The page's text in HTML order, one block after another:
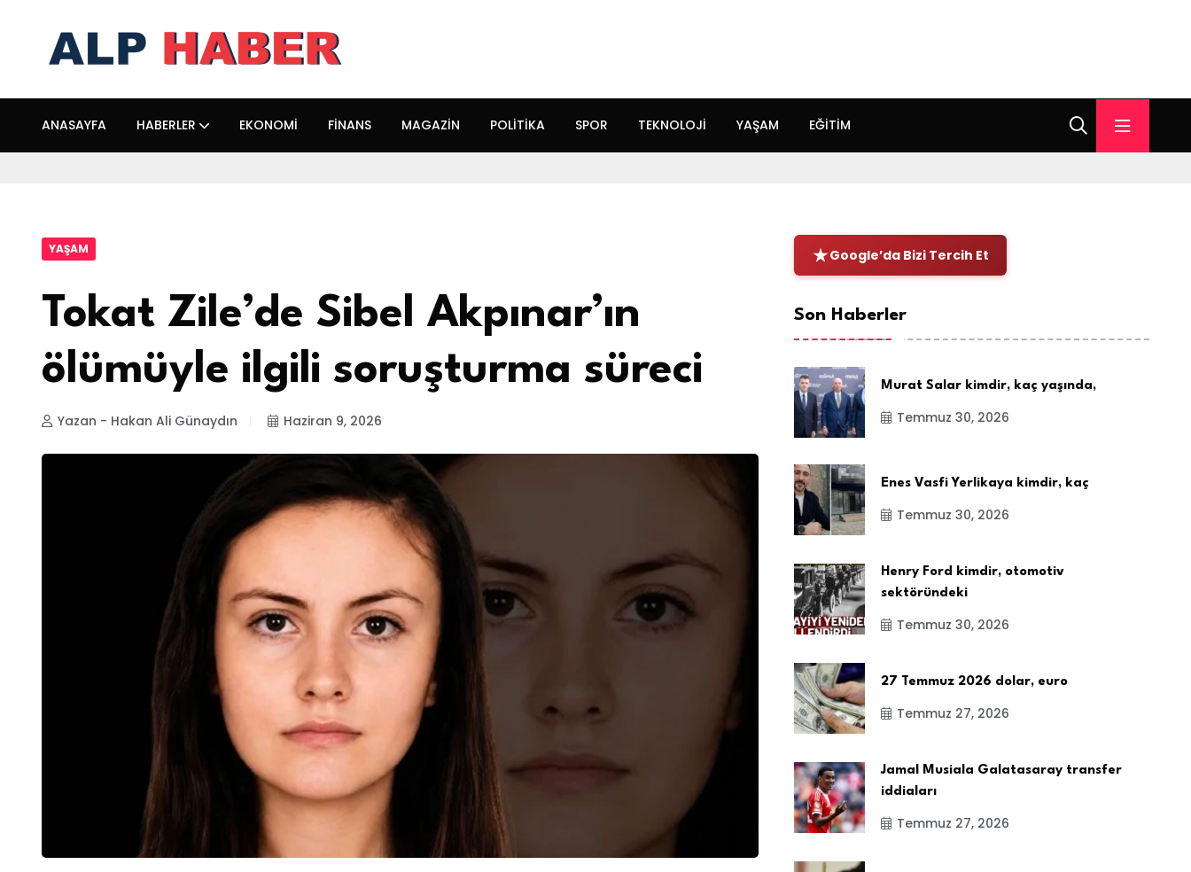
ANASAYFA HABERLER EKONOMI FINANS MAGAZIN POLITIKA SPOR TEKNOLOJI YAŞAM EĞITIM
YAŞAM
Tokat Zile’de Sibel Akpınar’ın
ölümüyle ilgili soruşturma süreci
Yazan - Hakan Ali Günaydın Haziran 9, 2026
Google’da Bizi Tercih Et
Son Haberler
Murat Salar kimdir, kaç yaşında,
Temmuz 30, 2026
Enes Vasfi Yerlikaya kimdir, kaç
Temmuz 30, 2026
Henry Ford kimdir, otomotiv
sektöründeki
Temmuz 30, 2026
27 Temmuz 2026 dolar, euro
Temmuz 27, 2026
Jamal Musiala Galatasaray transfer
iddiaları
Temmuz 27, 2026